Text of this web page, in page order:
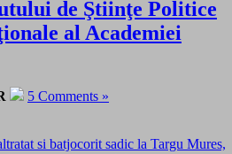
de Ştiinţe Politice
al Academiei
5 Comments »